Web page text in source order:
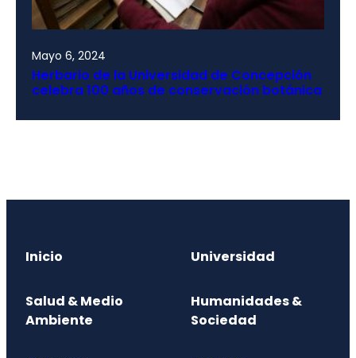
Mayo 6, 2024
Herbario de la Universidad de Concepción
celebra 100 años de conservación botánica
Inicio Universidad
Salud & Medio
Ambiente
Humanidades &
Sociedad